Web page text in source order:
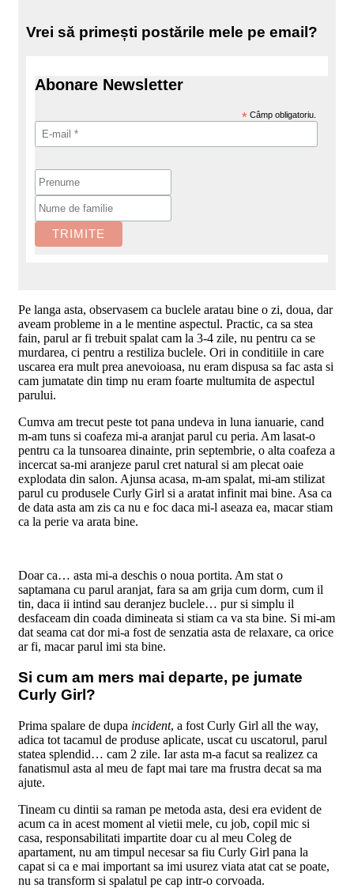
Vrei să primești postările mele pe email?
Abonare Newsletter
* Câmp obligatoriu.
Pe langa asta, observasem ca buclele aratau bine o zi, doua, dar
aveam probleme in a le mentine aspectul. Practic, ca sa stea
fain, parul ar fi trebuit spalat cam la 3-4 zile, nu pentru ca se
murdarea, ci pentru a restiliza buclele. Ori in conditiile in care
uscarea era mult prea anevoioasa, nu eram dispusa sa fac asta si
cam jumatate din timp nu eram foarte multumita de aspectul
parului.
Cumva am trecut peste tot pana undeva in luna ianuarie, cand
m-am tuns si coafeza mi-a aranjat parul cu peria. Am lasat-o
pentru ca la tunsoarea dinainte, prin septembrie, o alta coafeza a
incercat sa-mi aranjeze parul cret natural si am plecat oaie
explodata din salon. Ajunsa acasa, m-am spalat, mi-am stilizat
parul cu produsele Curly Girl si a aratat infinit mai bine. Asa ca
de data asta am zis ca nu e foc daca mi-l aseaza ea, macar stiam
ca la perie va arata bine.
Doar ca… asta mi-a deschis o noua portita. Am stat o
saptamana cu parul aranjat, fara sa am grija cum dorm, cum il
tin, daca ii intind sau deranjez buclele… pur si simplu il
desfaceam din coada dimineata si stiam ca va sta bine. Si mi-am
dat seama cat dor mi-a fost de senzatia asta de relaxare, ca orice
ar fi, macar parul imi sta bine.
Si cum am mers mai departe, pe jumate
Curly Girl?
Prima spalare de dupa incident, a fost Curly Girl all the way,
adica tot tacamul de produse aplicate, uscat cu uscatorul, parul
statea splendid… cam 2 zile. Iar asta m-a facut sa realizez ca
fanatismul asta al meu de fapt mai tare ma frustra decat sa ma
ajute.
Tineam cu dintii sa raman pe metoda asta, desi era evident de
acum ca in acest moment al vietii mele, cu job, copil mic si
casa, responsabilitati impartite doar cu al meu Coleg de
apartament, nu am timpul necesar sa fiu Curly Girl pana la
capat si ca e mai important sa imi usurez viata atat cat se poate,
nu sa transform si spalatul pe cap intr-o corvoada.